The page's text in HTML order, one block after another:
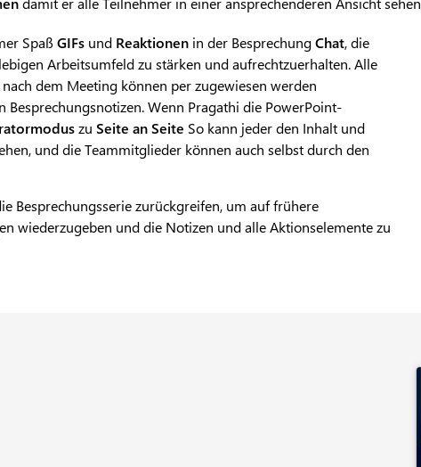
SpaßGIFs und Reaktionen in der BesprechungChat, die
Arbeitsumfeld zu stärken und aufrechtzuerhalten. Alle
dem Meeting können per zugewiesen werden
Wenn Pragathi die PowerPoint-
zu Seite an Seite So kann jeder den Inhalt und
und die Teammitglieder können auch selbst durch den
Besprechungsserie zurückgreifen, um auf frühere
wiederzugeben und die Notizen und alle Aktionselemente zu